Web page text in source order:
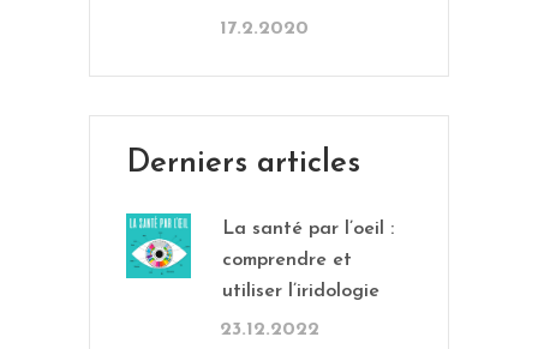
17.2.2020
Derniers articles
La santé par l’oeil :
comprendre et
utiliser l’iridologie
23.12.2022